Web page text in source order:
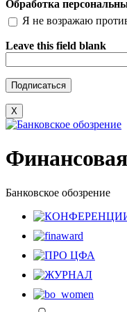
Обработка
Я не возражаю
Leave this field blank
X
Банковское обозрение